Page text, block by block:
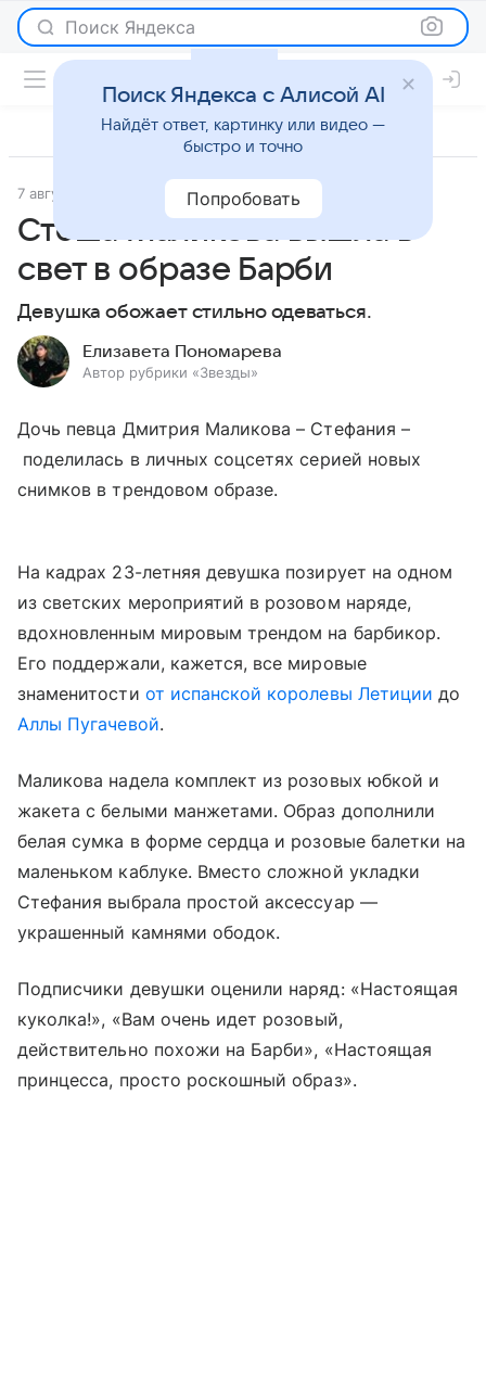
Поиск Яндекса
7 августа 2023 Светская жизнь
Стеша Маликова вышла в
свет в образе Барби
Девушка обожает стильно одеваться.
Елизавета Пономарева
Автор рубрики «Звезды»
Дочь певца Дмитрия Маликова – Стефания –
поделилась в личных соцсетях серией новых
снимков в трендовом образе.
На кадрах 23-летняя девушка позирует на одном
из светских мероприятий в розовом наряде,
вдохновленным мировым трендом на барбикор.
Его поддержали, кажется, все мировые
знаменитости от испанской королевы Летиции до
Аллы Пугачевой.
Маликова надела комплект из розовых юбкой и
жакета с белыми манжетами. Образ дополнили
белая сумка в форме сердца и розовые балетки на
маленьком каблуке. Вместо сложной укладки
Стефания выбрала простой аксессуар —
украшенный камнями ободок.
Подписчики девушки оценили наряд: «Настоящая
куколка!», «Вам очень идет розовый,
действительно похожи на Барби», «Настоящая
принцесса, просто роскошный образ».
Поиск Яндекса с Алисой AI
Найдёт ответ, картинку или видео —
быстро и точно
Попробовать